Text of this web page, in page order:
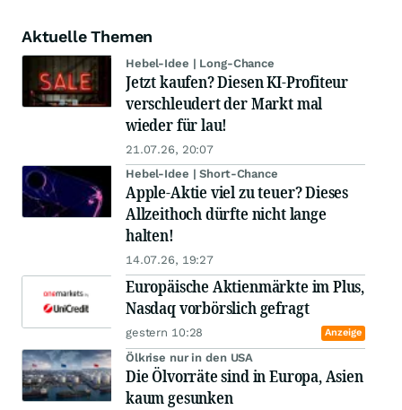
Aktuelle Themen
Hebel-Idee | Long-Chance
Jetzt kaufen? Diesen KI-Profiteur
verschleudert der Markt mal
wieder für lau!
21.07.26, 20:07
Hebel-Idee | Short-Chance
Apple-Aktie viel zu teuer? Dieses
Allzeithoch dürfte nicht lange
halten!
14.07.26, 19:27
Europäische Aktienmärkte im Plus,
Nasdaq vorbörslich gefragt
gestern 10:28 Anzeige
Ölkrise nur in den USA
Die Ölvorräte sind in Europa, Asien
kaum gesunken